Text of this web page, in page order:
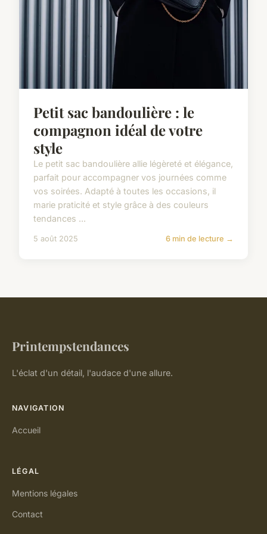
Petit sac bandoulière : le
compagnon idéal de votre
style
Le petit sac bandoulière allie légèreté et élégance,
parfait pour accompagner vos journées comme
vos soirées. Adapté à toutes les occasions, il
marie praticité et style grâce à des couleurs
tendances ...
5 août 2025 6 min de lecture →
Printempstendances
L'éclat d'un détail, l'audace d'une allure.
NAVIGATION
Accueil
LÉGAL
Mentions légales
Contact